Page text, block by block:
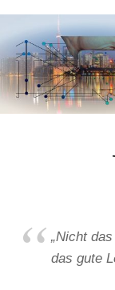
„Nicht
das gute